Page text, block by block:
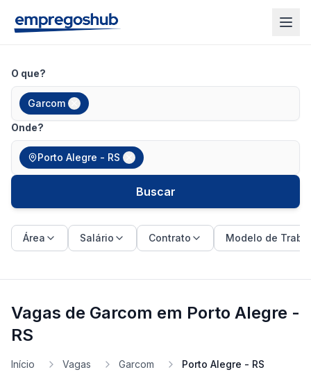
O que?
Garcom
Onde?
Porto Alegre - RS
Buscar
Área Salário Contrato Modelo de
Vagas de Garcom em Porto Alegre -
RS
Início Vagas Garcom Porto Alegre - RS